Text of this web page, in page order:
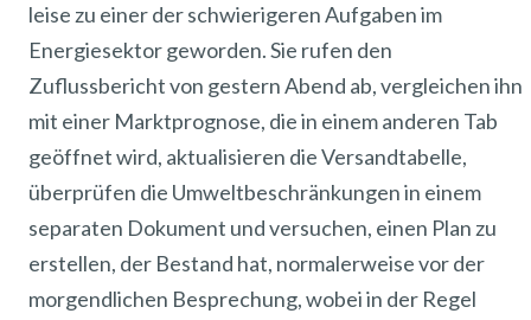
leise zu einer der schwierigeren Aufgaben im
Energiesektor geworden. Sie rufen den
Zuflussbericht von gestern Abend ab, vergleichen ihn
mit einer Marktprognose, die in einem anderen Tab
geöffnet wird, aktualisieren die Versandtabelle,
überprüfen die Umweltbeschränkungen in einem
separaten Dokument und versuchen, einen Plan zu
erstellen, der Bestand hat, normalerweise vor der
morgendlichen Besprechung, wobei in der Regel